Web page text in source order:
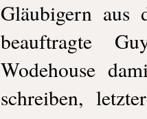
Gläubigern aus
beauftragte
Wodehouse
schreiben,